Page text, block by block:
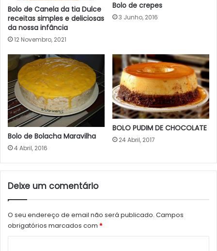
Bolo de Canela da tia Dulce
receitas simples e deliciosas
da nossa infância
12 Novembro, 2021
Bolo de crepes
3 Junho, 2016
Bolo de Bolacha Maravilha
4 Abril, 2016
BOLO PUDIM DE CHOCOLATE
24 Abril, 2017
Deixe um comentário
O seu endereço de email não será publicado. Campos
obrigatórios marcados com *